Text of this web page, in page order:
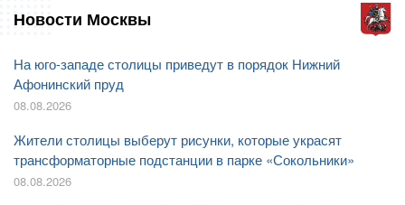
Новости Москвы
На юго-западе столицы приведут в порядок Нижний
Афонинский пруд
08.08.2026
Жители столицы выберут рисунки, которые украсят
трансформаторные подстанции в парке «Сокольники»
08.08.2026